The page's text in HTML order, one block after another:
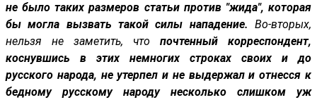
не было таких размеров статьи против "жида", которая
бы могла вызвать такой силы нападение. Во-вторых,
нельзя не заметить, что почтенный корреспондент,
коснувшись в этих немногих строках своих и до
русского народа, не утерпел и не выдержал и отнесся к
бедному русскому народу несколько слишком уж